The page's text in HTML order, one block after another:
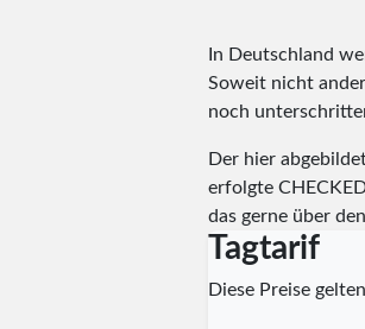
In Deutschland
Soweit nicht
noch
Der hier
erfolgte
das gerne über
Tagtarif
Diese Preise